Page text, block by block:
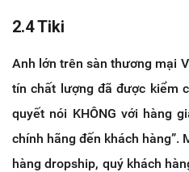
2.4 Tiki
Anh lớn trên sàn thương mại
tín chất lượng đã được kiểm
quyết nói KHÔNG với hàng
chính hãng đến khách hàng”.
hàng dropship, quý khách